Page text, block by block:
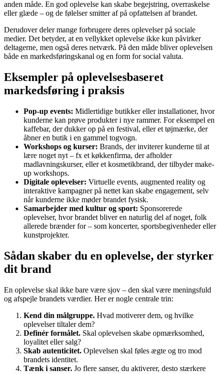
anden måde. En god oplevelse kan skabe begejstring, overraskelse
eller glæde – og de følelser smitter af på opfattelsen af brandet.
Derudover deler mange forbrugere deres oplevelser på sociale
medier. Det betyder, at en vellykket oplevelse ikke kun påvirker
deltagerne, men også deres netværk. På den måde bliver oplevelsen
både en markedsføringskanal og en form for social valuta.
Eksempler på oplevelsesbaseret
markedsføring i praksis
Pop-up events: Midlertidige butikker eller installationer, hvor
kunderne kan prøve produkter i nye rammer. For eksempel en
kaffebar, der dukker op på en festival, eller et tøjmærke, der
åbner en butik i en gammel togvogn.
Workshops og kurser: Brands, der inviterer kunderne til at
lære noget nyt – fx et køkkenfirma, der afholder
madlavningskurser, eller et kosmetikbrand, der tilbyder make-
up workshops.
Digitale oplevelser: Virtuelle events, augmented reality og
interaktive kampagner på nettet kan skabe engagement, selv
når kunderne ikke møder brandet fysisk.
Samarbejder med kultur og sport: Sponsorerede
oplevelser, hvor brandet bliver en naturlig del af noget, folk
allerede brænder for – som koncerter, sportsbegivenheder eller
kunstprojekter.
Sådan skaber du en oplevelse, der styrker
dit brand
En oplevelse skal ikke bare være sjov – den skal være meningsfuld
og afspejle brandets værdier. Her er nogle centrale trin:
Kend din målgruppe. Hvad motiverer dem, og hvilke
oplevelser tiltaler dem?
Definér formålet. Skal oplevelsen skabe opmærksomhed,
loyalitet eller salg?
Skab autenticitet. Oplevelsen skal føles ægte og tro mod
brandets identitet.
Tænk i sanser. Jo flere sanser, du aktiverer, desto stærkere